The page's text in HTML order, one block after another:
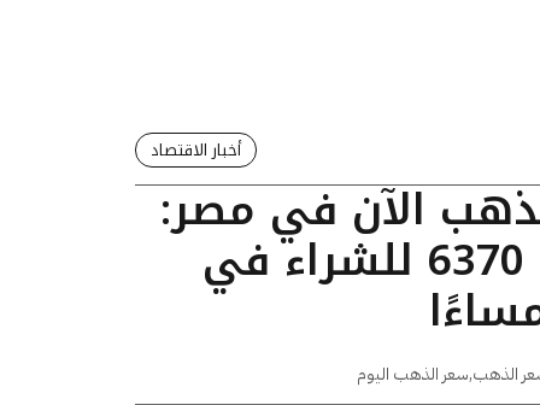
أخبار الاقتصاد
الآن في مصر:
عيار 24 يسجل 6370 للشراء في
الذهب,سعر الذهب اليوم